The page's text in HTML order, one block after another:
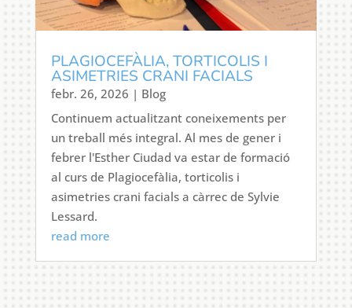
PLAGIOCEFÀLIA, TORTICOLIS I
ASIMETRIES CRANI FACIALS
febr. 26, 2026 | Blog
Continuem actualitzant coneixements per
un treball més integral. Al mes de gener i
febrer l'Esther Ciudad va estar de formació
al curs de Plagiocefàlia, torticolis i
asimetries crani facials a càrrec de Sylvie
Lessard.
read more